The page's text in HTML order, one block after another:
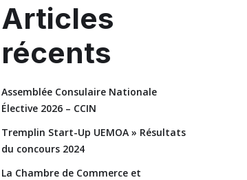
Articles
récents
Assemblée Consulaire Nationale
Élective 2026 – CCIN
Tremplin Start-Up UEMOA » Résultats
du concours 2024
La Chambre de Commerce et